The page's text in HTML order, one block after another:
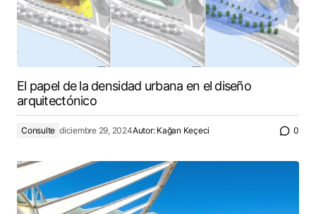
El papel de la densidad urbana en el diseño
arquitectónico
Consulte diciembre 29, 2024Autor: Kağan Keçeci 0